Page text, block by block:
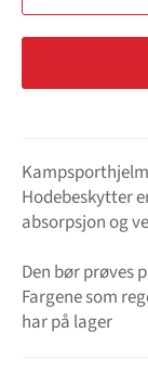
Hodebeskytter
absorpsjon og
Den bør prøves
Fargene som
har på lager